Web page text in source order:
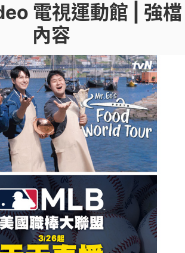
電視運動館 | 強檔
內容